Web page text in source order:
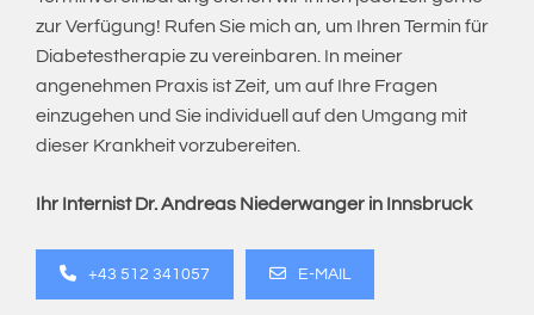
zur Verfügung! Rufen Sie mich an, um Ihren Termin für
Diabetestherapie zu vereinbaren. In meiner
angenehmen Praxis ist Zeit, um auf Ihre Fragen
einzugehen und Sie individuell auf den Umgang mit
dieser Krankheit vorzubereiten.
Ihr Internist Dr. Andreas Niederwanger in Innsbruck
+43 512 341057 E-MAIL